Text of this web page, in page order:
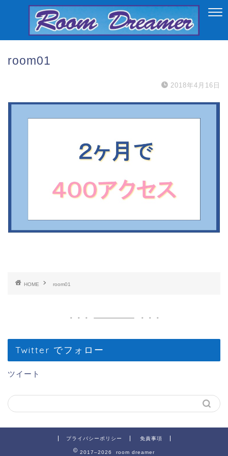
room01
2018年4月16日
HOME room01
Twitter でフォロー
ツイート
プライバシーポリシー 免責事項
2017–2026 room dreamer